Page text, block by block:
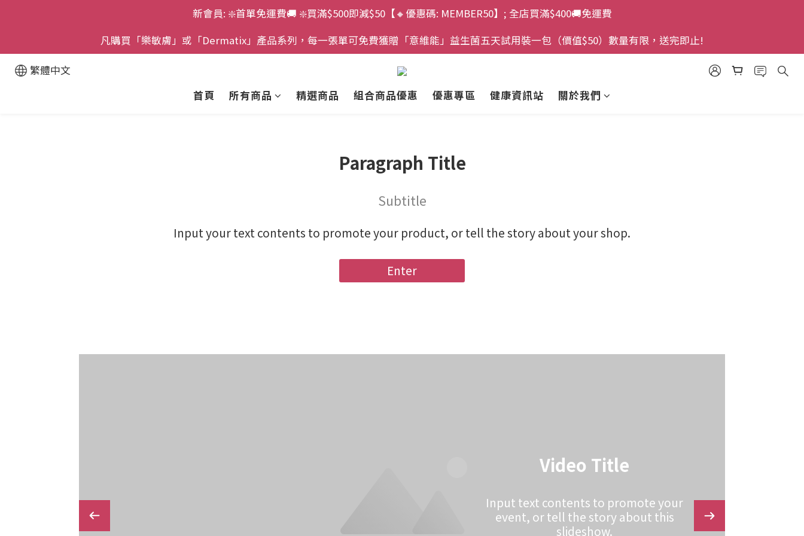
新會員: ❇️首單免運費🚚 ❇️買滿$500即減$50【🔸優惠碼: MEMBER50】; 全店買滿$400🚚免運費
凡購買「樂敏膚」或「Dermatix」產品系列，每一張單可免費獲贈「意維能」益生菌五天試用裝一包（價值$50）數量有限，送完即止!
繁體中文
首頁
所有商品 精選商品 組合商品優惠 優惠專區 健康資訊站 關於我們
Paragraph Title
Subtitle
Input your text contents to promote your product, or tell the story about your shop.
Enter
Video Title
Input text contents to promote your
event, or tell the story about this
slideshow.